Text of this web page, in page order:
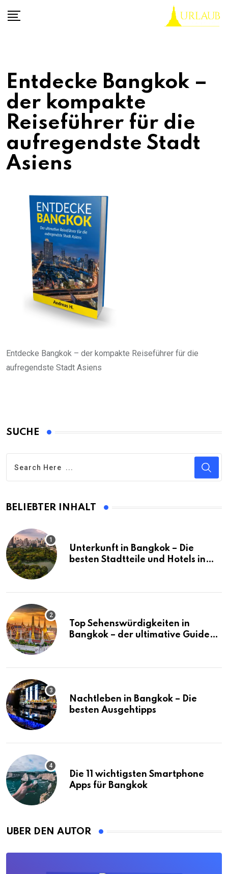
Entdecke Bangkok –
der kompakte
Reiseführer für die
aufregendste Stadt
Asiens
Entdecke Bangkok – der kompakte Reiseführer für die
aufregendste Stadt Asiens
SUCHE
BELIEBTER INHALT
Unterkunft in Bangkok – Die
besten Stadtteile und Hotels in
Top Sehenswürdigkeiten in
Bangkok – der ultimative Guide
Nachtleben in Bangkok – Die
besten Ausgehtipps
Die 11 wichtigsten Smartphone
Apps für Bangkok
ÜBER DEN AUTOR